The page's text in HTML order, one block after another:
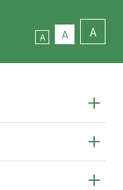
A A A